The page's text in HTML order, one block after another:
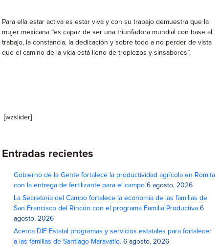
Para ella estar activa es estar viva y con su trabajo demuestra que la
mujer mexicana “es capaz de ser una triunfadora mundial con base al
trabajo, la constancia, la dedicación y sobre todo a no perder de vista
que el camino de la vida está lleno de tropiezos y sinsabores”.
[wzslider]
Entradas recientes
Gobierno de la Gente fortalece la productividad agrícola en Romita
con la entrega de fertilizante para el campo 6 agosto, 2026
La Secretaria del Campo fortalece la economía de las familias de
San Francisco del Rincón con el programa Familia Productiva 6
agosto, 2026
Acerca DIF Estatal programas y servicios estatales para fortalecer
a las familias de Santiago Maravatío. 6 agosto, 2026